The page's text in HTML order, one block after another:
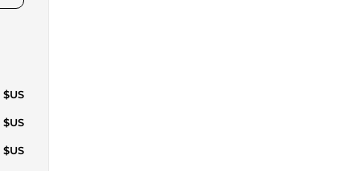
$US